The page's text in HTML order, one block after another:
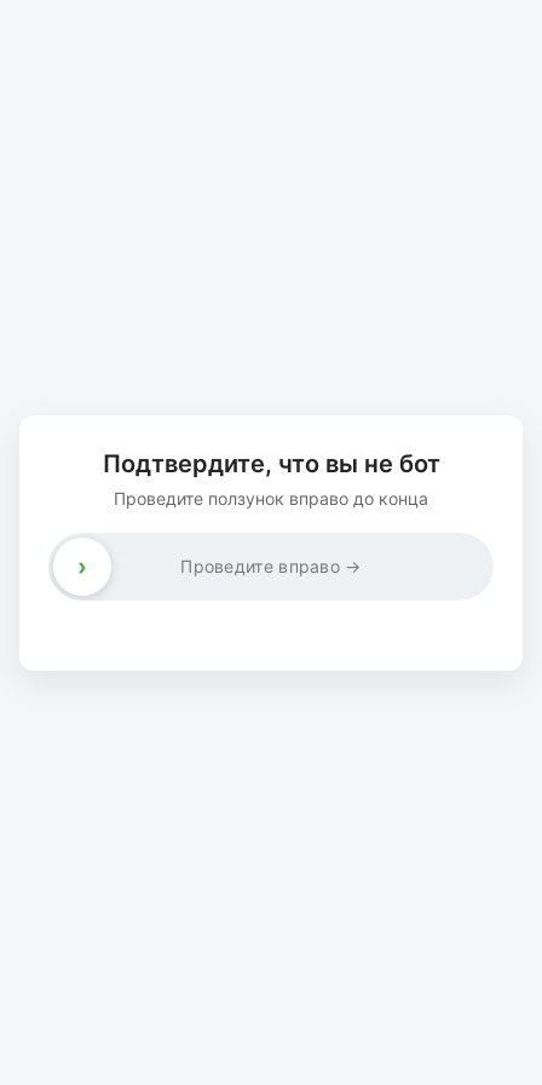
Подтвердите, что вы не бот
Проведите ползунок вправо до конца
Проведите вправо →
›